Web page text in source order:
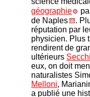
géographie
de Naples
.
réputation par
physicien. Plus
rendirent de
ultérieurs Secchi
eux, on doit
naturalistes
Melloni,
a publié une